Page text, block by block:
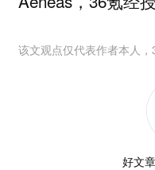
该文观点仅代表作者本人，
好文